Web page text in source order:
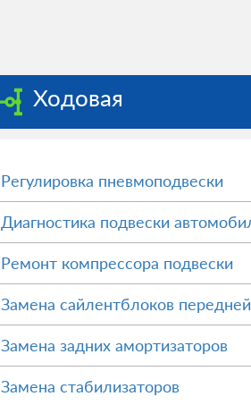
Ходовая
Регулировка пневмоподвески
Диагностика подвески
Ремонт компрессора подвески
Замена сайлентблоков
Замена задних амортизаторов
Замена стабилизаторов